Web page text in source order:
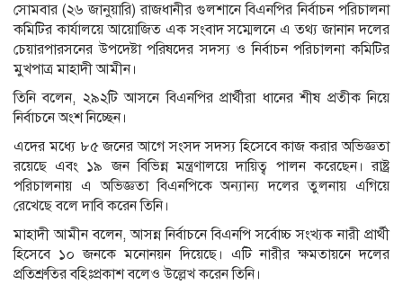
সোমবার (২৬ জানুয়ারি) রাজধানীর গুলশানে বিএনপির নির্বাচন পরিচালনা
কমিটির কার্যালয়ে আয়োজিত এক সংবাদ সম্মেলনে এ তথ্য জানান দলের
চেয়ারপারসনের উপদেষ্টা পরিষদের সদস্য ও নির্বাচন পরিচালনা কমিটির
মুখপাত্র মাহাদী আমীন।
তিনি বলেন, ২৯২টি আসনে বিএনপির প্রার্থীরা ধানের শীষ প্রতীক নিয়ে
নির্বাচনে অংশ নিচ্ছেন।
এদের মধ্যে ৮৫ জনের আগে সংসদ সদস্য হিসেবে কাজ করার অভিজ্ঞতা
রয়েছে এবং ১৯ জন বিভিন্ন মন্ত্রণালয়ে দায়িত্ব পালন করেছেন। রাষ্ট্র
পরিচালনায় এ অভিজ্ঞতা বিএনপিকে অন্যান্য দলের তুলনায় এগিয়ে
রেখেছে বলে দাবি করেন তিনি।
মাহাদী আমীন বলেন, আসন্ন নির্বাচনে বিএনপি সর্বোচ্চ সংখ্যক নারী প্রার্থী
হিসেবে ১০ জনকে মনোনয়ন দিয়েছে। এটি নারীর ক্ষমতায়নে দলের
প্রতিশ্রুতির বহিঃপ্রকাশ বলেও উল্লেখ করেন তিনি।